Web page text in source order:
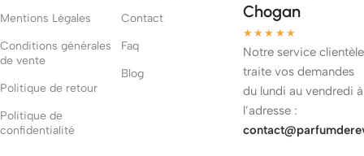
Mentions Légales
Conditions générales
de vente
Politique de retour
Politique de
confidentialité
Contact
Faq
Blog
Chogan
★★★★★
Notre service clientèle
traite vos demandes
du lundi au vendredi à
l’adresse :